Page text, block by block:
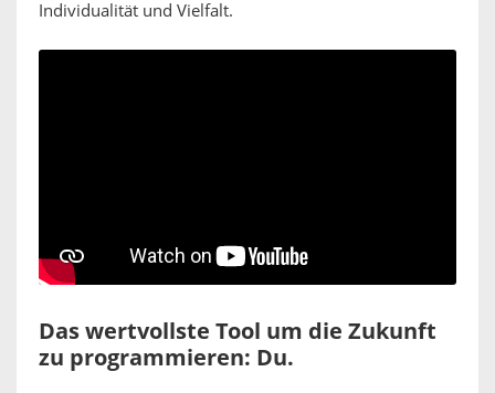
Individualität und Vielfalt.
Das wertvollste Tool um die Zukunft
zu programmieren: Du.